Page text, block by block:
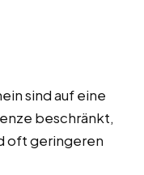
sind auf eine
beschränkt,
oft geringeren